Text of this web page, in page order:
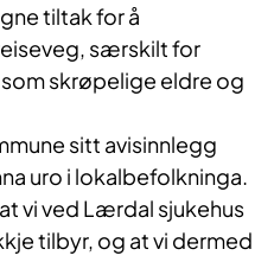
tiltak for å
særskilt for
skrøpelige eldre og
sitt avisinnlegg
uro i lokalbefolkninga.
vi ved Lærdal sjukehus
tilbyr, og at vi dermed